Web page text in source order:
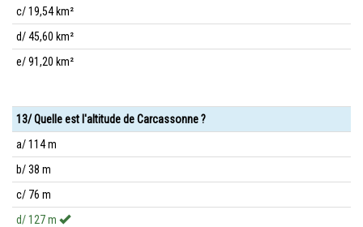
c/ 19,54 km²
d/ 45,60 km²
e/ 91,20 km²
13/ Quelle est l'altitude de Carcassonne ?
a/ 114 m
b/ 38 m
c/ 76 m
d/ 127 m